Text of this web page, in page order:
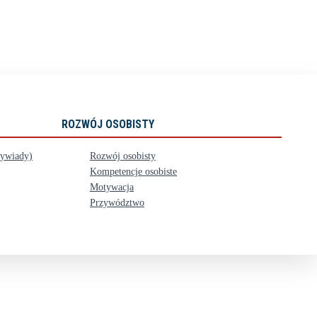
ROZWÓJ OSOBISTY
Rozwój osobisty
Kompetencje osobiste
Motywacja
Przywództwo